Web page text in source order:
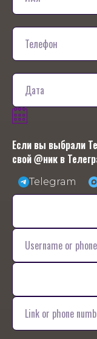
Если вы выбрали
свой @ник в
Telegram